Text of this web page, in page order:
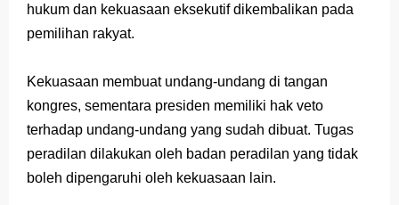
hukum dan kekuasaan eksekutif dikembalikan pada
pemilihan rakyat.
Kekuasaan membuat undang-undang di tangan
kongres, sementara presiden memiliki hak veto
terhadap undang-undang yang sudah dibuat. Tugas
peradilan dilakukan oleh badan peradilan yang tidak
boleh dipengaruhi oleh kekuasaan lain.